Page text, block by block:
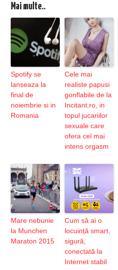
Mai multe..
Spotify se
lanseaza la
final de
noiembrie si in
Romania
Cele mai
realiste papusi
gonflabile de la
Incitant.ro, in
topul jucariilor
sexuale care
ofera cel mai
intens orgasm
Mare nebunie
la Munchen
Maraton 2015
Cum să ai o
locuință smart,
sigură,
conectată la
Internet stabil